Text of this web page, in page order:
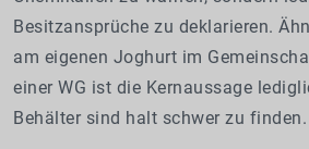
Besitzansprüche zu deklarieren.
am eigenen Joghurt im
einer WG ist die Kernaussage
Behälter sind halt schwer zu finden.